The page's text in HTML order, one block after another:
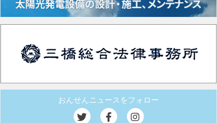
おんせんニュースをフォロー